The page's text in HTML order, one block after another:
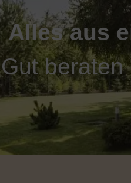
Alles aus
Gut beraten